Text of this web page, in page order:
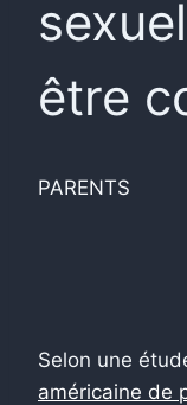
être
PARENTS
Selon une
américaine de